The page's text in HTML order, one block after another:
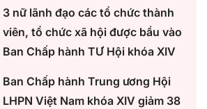
3 nữ lãnh đạo các tổ chức thành
viên, tổ chức xã hội được bầu vào
Ban Chấp hành TƯ Hội khóa XIV
Ban Chấp hành Trung ương Hội
LHPN Việt Nam khóa XIV giảm 38